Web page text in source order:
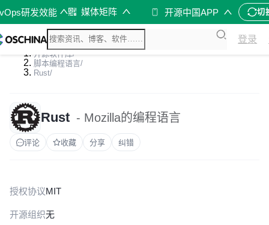
研发效能 媒体矩阵 开源中国APP 切
登录
开源软件库/
脚本编程语言/
Rust/
Rust - Mozilla的编程语言
评论 收藏 分享 纠错
授权协议MIT
开源组织无